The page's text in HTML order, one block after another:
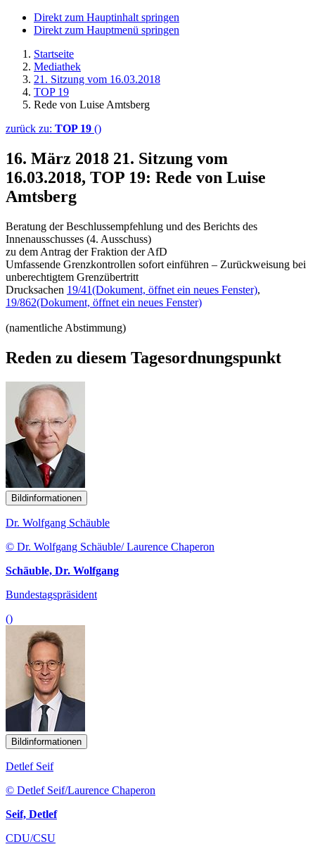
Direkt zum Hauptinhalt springen
Direkt zum Hauptmenü springen
Startseite
Mediathek
21. Sitzung vom 16.03.2018
TOP 19
Rede von Luise Amtsberg
zurück zu: TOP 19 ()
16. März 2018 21. Sitzung vom
16.03.2018, TOP 19: Rede von Luise
Amtsberg
Beratung der Beschlussempfehlung und des Berichts des
Innenausschusses (4. Ausschuss)
zu dem Antrag der Fraktion der AfD
Umfassende Grenzkontrollen sofort einführen – Zurückweisung bei
unberechtigtem Grenzübertritt
Drucksachen 19/41(Dokument, öffnet ein neues Fenster),
19/862(Dokument, öffnet ein neues Fenster)
(namentliche Abstimmung)
Reden zu diesem Tagesordnungspunkt
Bildinformationen
Dr. Wolfgang Schäuble
© Dr. Wolfgang Schäuble/ Laurence Chaperon
Schäuble, Dr. Wolfgang
Bundestagspräsident
()
Bildinformationen
Detlef Seif
© Detlef Seif/Laurence Chaperon
Seif, Detlef
CDU/CSU